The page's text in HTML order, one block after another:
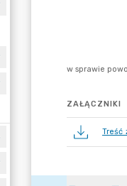
ZAŁĄCZNIKI
Treść